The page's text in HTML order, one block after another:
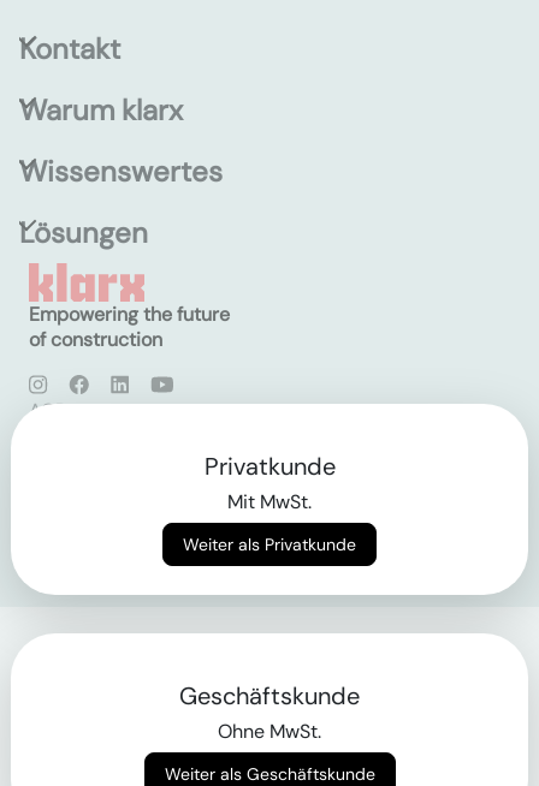
Kontakt
Warum klarx
Wissenswertes
Lösungen
Empowering the future
of construction
AGB
Privatkunde
Mit MwSt.
Weiter als Privatkunde
Geschäftskunde
Ohne MwSt.
Weiter als Geschäftskunde